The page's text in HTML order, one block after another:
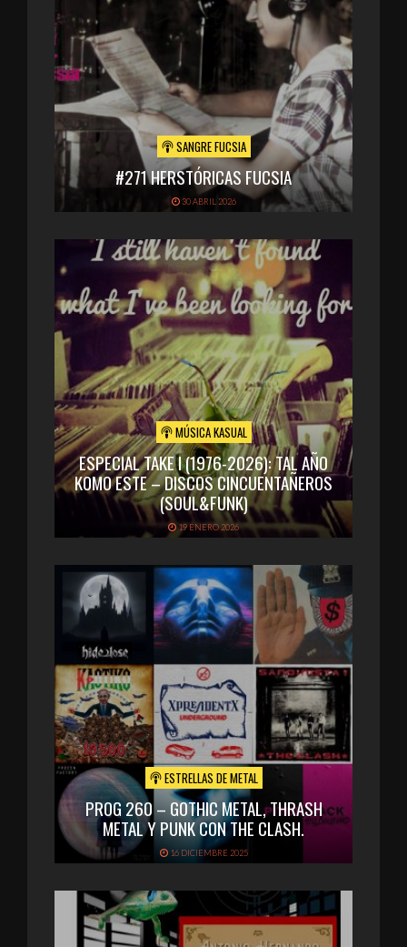
SANGRE FUCSIA
#271 HERSTÓRICAS FUCSIA
30 ABRIL 2026
MÚSICA KASUAL
ESPECIAL TAKE I (1976-2026): TAL AÑO
KOMO ESTE – DISCOS CINCUENTAÑEROS
(SOUL&FUNK)
19 ENERO 2026
ESTRELLAS DE METAL
PROG 260 – GOTHIC METAL, THRASH
METAL Y PUNK CON THE CLASH.
16 DICIEMBRE 2025